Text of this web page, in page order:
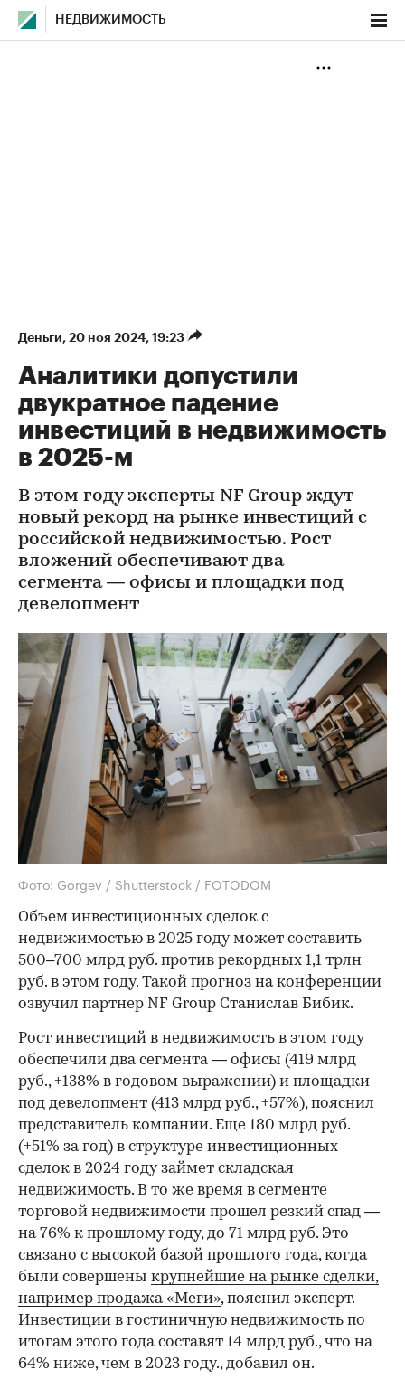
НЕДВИЖИМОСТЬ
Деньги⁠, 20 ноя 2024, 19:23
Аналитики допустили
двукратное падение
инвестиций в недвижимость
в 2025-м
В этом году эксперты NF Group ждут
новый рекорд на рынке инвестиций с
российской недвижимостью. Рост
вложений обеспечивают два
сегмента — офисы и площадки под
девелопмент
Фото: Gorgev / Shutterstock / FOTODOM
Объем инвестиционных сделок с
недвижимостью в 2025 году может составить
500–700 млрд руб. против рекордных 1,1 трлн
руб. в этом году. Такой прогноз на конференции
озвучил партнер NF Group Станислав Бибик.
Рост инвестиций в недвижимость в этом году
обеспечили два сегмента — офисы (419 млрд
руб., +138% в годовом выражении) и площадки
под девелопмент (413 млрд руб., +57%), пояснил
представитель компании. Еще 180 млрд руб.
(+51% за год) в структуре инвестиционных
сделок в 2024 году займет складская
недвижимость. В то же время в сегменте
торговой недвижимости прошел резкий спад —
на 76% к прошлому году, до 71 млрд руб. Это
связано с высокой базой прошлого года, когда
были совершены крупнейшие на рынке сделки,
например продажа «Меги», пояснил эксперт.
Инвестиции в гостиничную недвижимость по
итогам этого года составят 14 млрд руб., что на
64% ниже, чем в 2023 году., добавил он.